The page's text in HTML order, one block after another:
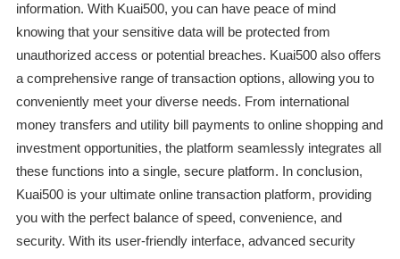
information. With Kuai500, you can have peace of mind
knowing that your sensitive data will be protected from
unauthorized access or potential breaches. Kuai500 also offers
a comprehensive range of transaction options, allowing you to
conveniently meet your diverse needs. From international
money transfers and utility bill payments to online shopping and
investment opportunities, the platform seamlessly integrates all
these functions into a single, secure platform. In conclusion,
Kuai500 is your ultimate online transaction platform, providing
you with the perfect balance of speed, convenience, and
security. With its user-friendly interface, advanced security